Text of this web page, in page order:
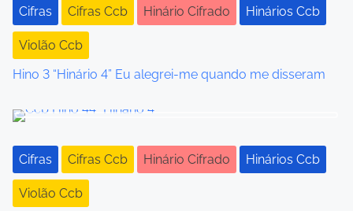
g
a
t
i
o
n
Cifras Cifras Ccb Hinário Cifrado Hinários Ccb
Violão Ccb
Hino 3 “Hinário 4” Eu alegrei-me quando me disseram
Cifras Cifras Ccb Hinário Cifrado Hinários Ccb
Violão Ccb